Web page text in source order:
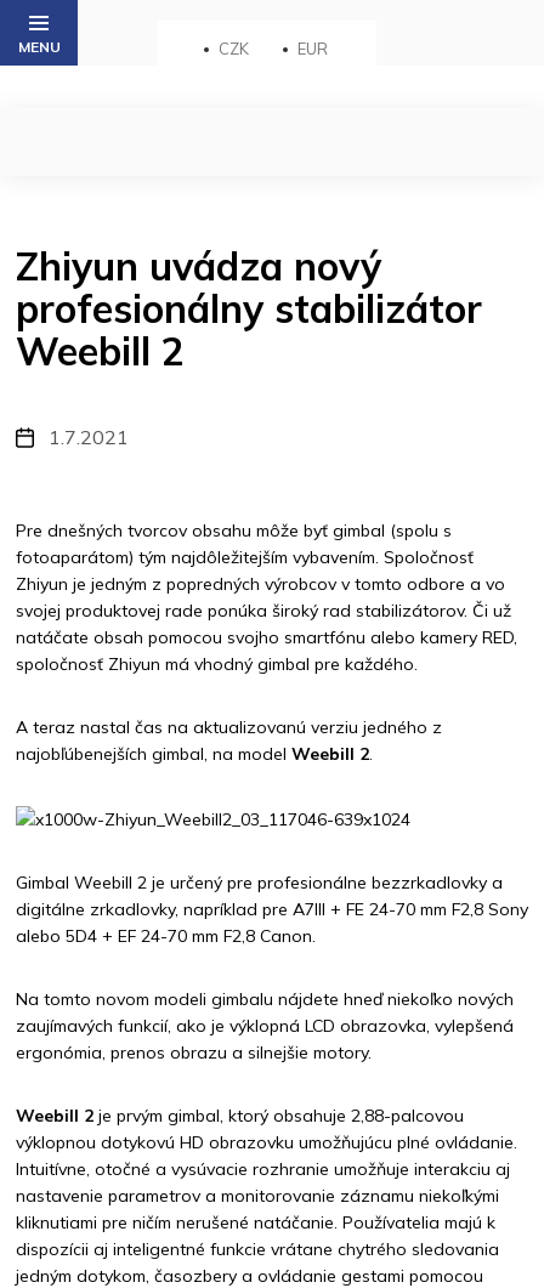
Přejít
obsah
CZK EUR
Zhiyun uvádza nový
profesionálny stabilizátor
Weebill 2
1.7.2021
Pre dnešných tvorcov obsahu môže byť gimbal (spolu s
fotoaparátom) tým najdôležitejším vybavením. Spoločnosť
Zhiyun je jedným z popredných výrobcov v tomto odbore a vo
svojej produktovej rade ponúka široký rad stabilizátorov. Či už
natáčate obsah pomocou svojho smartfónu alebo kamery RED,
spoločnosť Zhiyun má vhodný gimbal pre každého.
A teraz nastal čas na aktualizovanú verziu jedného z
najobľúbenejších gimbal, na model Weebill 2.
Gimbal Weebill 2 je určený pre profesionálne bezzrkadlovky a
digitálne zrkadlovky, napríklad pre A7III + FE 24-70 mm F2,8 Sony
alebo 5D4 + EF 24-70 mm F2,8 Canon.
Na tomto novom modeli gimbalu nájdete hneď niekoľko nových
zaujímavých funkcií, ako je výklopná LCD obrazovka, vylepšená
ergonómia, prenos obrazu a silnejšie motory.
Weebill 2 je prvým gimbal, ktorý obsahuje 2,88-palcovou
výklopnou dotykovú HD obrazovku umožňujúcu plné ovládanie.
Intuitívne, otočné a vysúvacie rozhranie umožňuje interakciu aj
nastavenie parametrov a monitorovanie záznamu niekoľkými
kliknutiami pre ničím nerušené natáčanie. Používatelia majú k
dispozícii aj inteligentné funkcie vrátane chytrého sledovania
jedným dotykom, časozbery a ovládanie gestami pomocou